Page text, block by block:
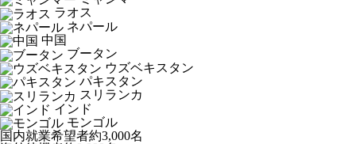
ラオス
ネパール
中国
ブータン
ウズベキスタン
パキスタン
スリランカ
インド
モンゴル
国内就業希望者約3,000名